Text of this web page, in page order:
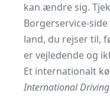
kan ændre sig.
Borgerservice-
land, du rejser til,
er vejledende og
Et internationalt
International